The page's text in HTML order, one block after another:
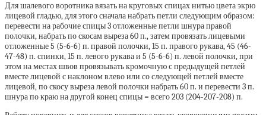
Для шалевого воротника вязать на круговых спицах нитью цвета экрю
лицевой гладью, для этого сначала набрать петли следующим образом:
перевести на рабочие спицы 3 отложенные петли шнура правой
полочки, набрать по скосам выреза 60 п., затем провязать лицевыми
отложенные 5 (5-6-6) п. правой полочки, 15 п. правого рукава, 45 (46-
47-48) п. спинки, 15 п. левого рукава и 5 (5-6-6) п. левой полочки, при
этом на местах швов провязывать кромочную с предыдущей петлей
вместе лицевой с наклоном влево или со следующей петлей вместе
лицевой, по скосу выреза левой полочки набрать 60 п. и перевести 3 п.
шнура по краю на другой конец спицы = всего 203 (204-207-208) п.